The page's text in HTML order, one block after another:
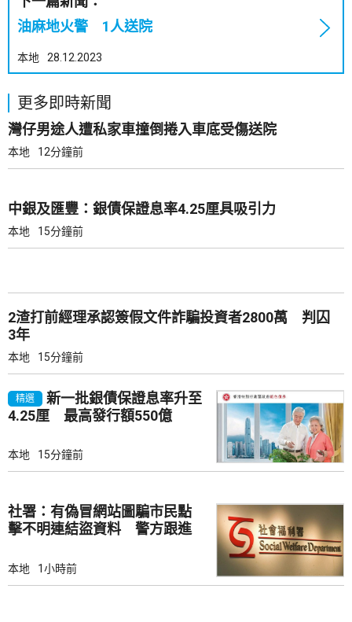
油麻地火警 1人送院
本地 28.12.2023
更多即時新聞
灣仔男途人遭私家車撞倒捲入車底受傷送院
本地 12分鐘前
中銀及匯豐：銀債保證息率4.25厘具吸引力
本地 15分鐘前
2渣打前經理承認簽假文件詐騙投資者2800萬 判囚
3年
本地 15分鐘前
精選
新一批銀債保證息率升至
4.25厘 最高發行額550億
本地 15分鐘前
社署：有偽冒網站圖騙市民點
擊不明連結盜資料 警方跟進
本地 1小時前